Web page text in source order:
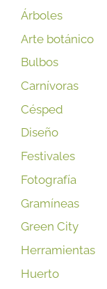
Árboles
Arte botánico
Bulbos
Carnívoras
Césped
Diseño
Festivales
Fotografía
Gramíneas
Green City
Herramientas
Huerto